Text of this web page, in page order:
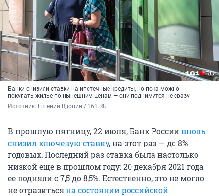
Банки снизили ставки на ипотечные кредиты, но пока можно
покупать жилье по нынешним ценам — они поднимутся не сразу
Источник: Евгений Вдовин / 161.RU
В прошлую пятницу, 22 июля, Банк Россиивновь
снизил ключевую ставку, на этот раз — до 8%
годовых. Последний раз ставка была настолько
низкой еще в прошлом году: 20 декабря 2021 года
ее подняли с 7,5 до 8,5%. Естественно, это не могло
не отразитьсяна состоянии российской